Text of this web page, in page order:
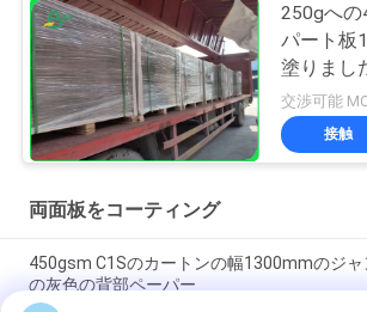
250gへの
パート板
塗りまし
ための
した 接触
両面板をコーティング
450gsm C1Sのカートンの幅1300mmのジャ
の灰色の背部ペーパー